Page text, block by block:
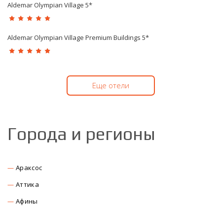
Aldemar Olympian Village 5*
Aldemar Olympian Village Premium Buildings 5*
Еще отели
Города и регионы
Араксос
Аттика
Афины